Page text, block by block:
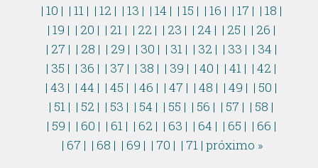
| 10 | | 11 | | 12 | | 13 | | 14 | | 15 | | 16 | | 17 | | 18 |
| 19 | | 20 | | 21 | | 22 | | 23 | | 24 | | 25 | | 26 |
| 27 | | 28 | | 29 | | 30 | | 31 | | 32 | | 33 | | 34 |
| 35 | | 36 | | 37 | | 38 | | 39 | | 40 | | 41 | | 42 |
| 43 | | 44 | | 45 | | 46 | | 47 | | 48 | | 49 | | 50 |
| 51 | | 52 | | 53 | | 54 | | 55 | | 56 | | 57 | | 58 |
| 59 | | 60 | | 61 | | 62 | | 63 | | 64 | | 65 | | 66 |
| 67 | | 68 | | 69 | | 70 | | 71 |próximo »